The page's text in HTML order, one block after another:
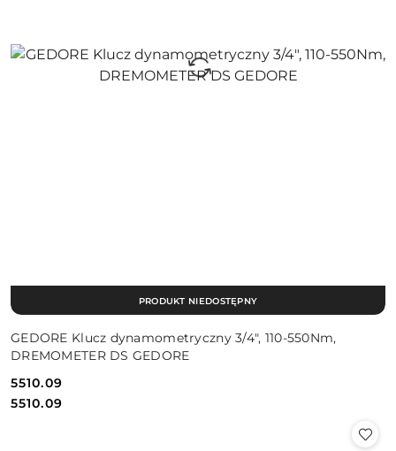
GEDORE Klucz dynamometryczny 3/4", 110-550Nm,
DREMOMETER DS GEDORE
Cena:
5510.09
Cena:
5510.09
PRODUKT NIEDOSTĘPNY